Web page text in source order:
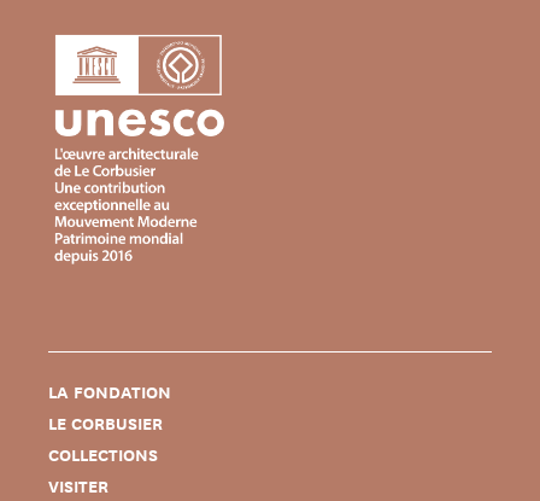
LA FONDATION
LE CORBUSIER
COLLECTIONS
VISITER